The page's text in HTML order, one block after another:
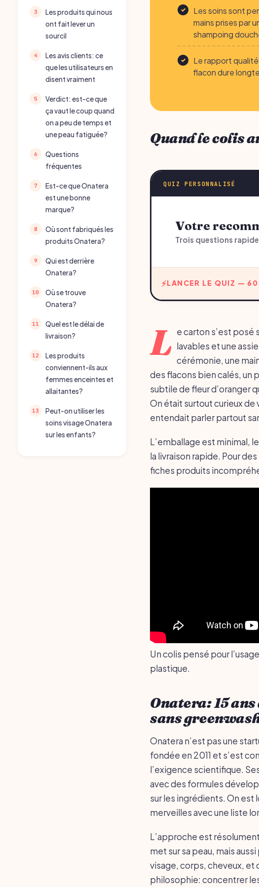
Les produits qui nous
ont fait lever un
sourcil
Les avis clients: ce
que les utilisateurs en
disent vraiment
Verdict: est-ce que
ça vaut le coup quand
on a peu de temps et
une peau fatiguée?
Questions
fréquentes
Est-ce que Onatera
est une bonne
marque?
Où sont fabriqués les
produits Onatera?
Qui est derrière
Onatera?
Où se trouve
Onatera?
Quel est le délai de
livraison?
Les produits
conviennent-ils aux
femmes enceintes et
allaitantes?
Peut-on utiliser les
soins visage Onatera
sur les enfants?
Les soins sont
mains prises par
shampoing
Le rapport
flacon dure
Quand le colis
QUIZ PERSONNALISÉ
Votre
Trois questions
LANCER LE QUIZ — 60
L e carton s’est posé
lavables et une
cérémonie, une
des flacons bien calés, un
subtile de fleur d’oranger
On était surtout curieux de
entendait parler partout
L’emballage est minimal,
la livraison rapide. Pour
fiches produits
Un colis pensé pour
plastique.
Onatera: 15
sans
Onatera n’est pas une
fondée en 2011 et s’est
l’exigence scientifique.
avec des formules
sur les ingrédients. On
merveilles avec une liste
L’approche est
met sur sa peau, mais
visage, corps, cheveux, et
philosophie: concentrer